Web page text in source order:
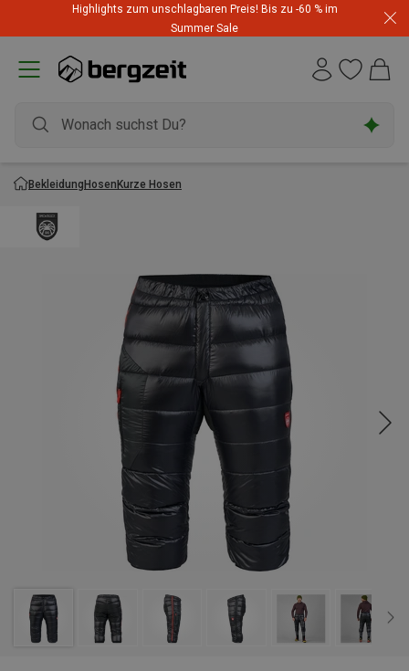
Highlights zum unschlagbaren Preis! Bis zu -60 % im
Summer Sale
BekleidungHosenKurze Hosen